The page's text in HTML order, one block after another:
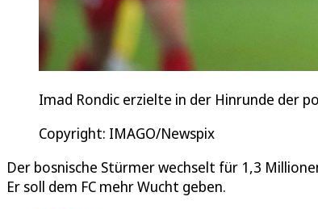
Imad Rondic erzielte in der Hinrunde der
Copyright: IMAGO/Newspix
Der bosnische Stürmer wechselt für 1,3
Er soll dem FC mehr Wucht geben.